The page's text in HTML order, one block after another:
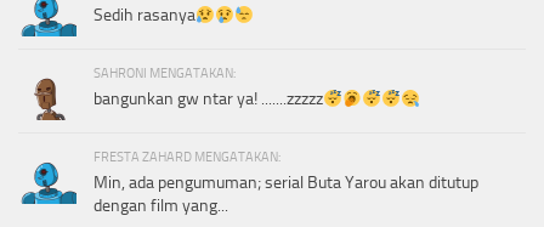
Sedih rasanya
SAHRONI MENGATAKAN:
bangunkan gw ntar ya! .......zzzzz
FRESTA ZAHARD MENGATAKAN:
Min, ada pengumuman; serial Buta Yarou akan ditutup
dengan film yang...